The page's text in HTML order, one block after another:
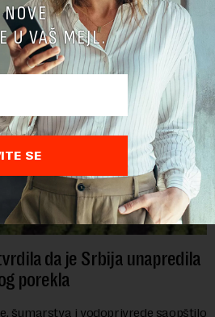
da je Srbija unapredila
porekla
šumarstva i vodoprivrede saopštilo
U VAŠ MEJL.
SE